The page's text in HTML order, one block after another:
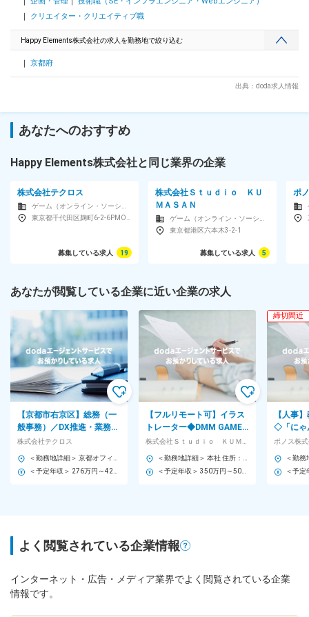
キャリアアップを目指していただける環境です。リーダー職
（部門や部門内のセクションの統括を行う役割）の平均年齢は
す。 変更の範囲：会社の定める業務
クリエイター・クリエイティブ職
Happy Elements株式会社の求人を勤務地で絞り込む
京都府
出典：doda求人情報
あなたへのおすすめ
Happy Elements株式会社と同じ業界の企業
株式会社テクロス
募集している求人 19
株式会社Ｓｔｕｄｉｏ ＫＵ
ＭＡＳＡＮ
東京都港区六本木3-2-1
募集している求人 5
ポ
あなたが閲覧している企業に近い企業の求人
【京都市右京区】総務（一
般事務）／DX推進・業務効
率化に関われるバックオフ
ィス職
株式会社テクロス
【フルリモート可】イラス
トレーター◆DMM GAMES
等でリリースするソーシャ
ルゲーム◆フレックス
締切間近
【人事
◇「にゃ
ゲーム
～人材
ト可
ポノス株
よく閲覧されている企業情報
インターネット・広告・メディア業界でよく閲覧されている企業
情報です。